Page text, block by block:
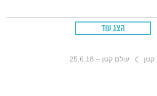
הצג עוד
קטן עולם קטן – 25.6.18